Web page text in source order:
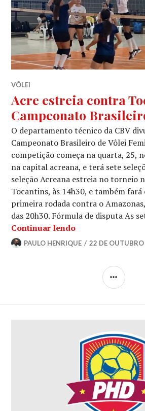
VÔLEI
Acre estreia contra
Campeonato
O departamento técnico da CBV
Campeonato Brasileiro de Vôlei
competição começa na quarta, 25,
na capital acreana, e terá sete
seleção Acreana estreia no torneio
Tocantins, às 14h30, e também
primeira rodada contra o
das 20h30. Fórmula de disputa As
Continuar lendo
PAULO HENRIQUE 22 DE